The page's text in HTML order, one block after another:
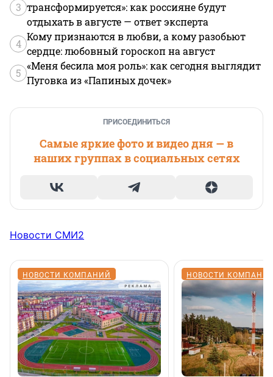
3 трансформируется»: как россияне будут
отдыхать в августе — ответ эксперта
4
Кому признаются в любви, а кому разобьют
сердце: любовный гороскоп на август
5
«Меня бесила моя роль»: как сегодня выглядит
Пуговка из «Папиных дочек»
ПРИСОЕДИНИТЬСЯ
Самые яркие фото и видео дня — в
наших группах в социальных сетях
Новости СМИ2
НОВОСТИ КОМПАНИЙ НОВОСТИ